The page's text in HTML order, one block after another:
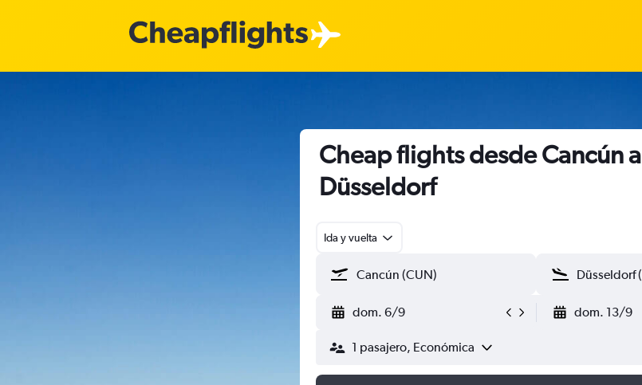
Cheap flights desde Cancún a
Düsseldorf
Ida y vuelta
dom. 6/9 dom. 13/9
1 pasajero, Económica